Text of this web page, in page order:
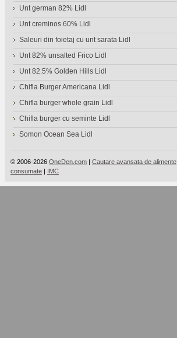
Unt german 82% Lidl
Unt creminos 60% Lidl
Saleuri din foietaj cu unt sarata Lidl
Unt 82% unsalted Frico Lidl
Unt 82.5% Golden Hills Lidl
Chifla Burger Americana Lidl
Chifla burger whole grain Lidl
Chifla burger cu seminte Lidl
Somon Ocean Sea Lidl
© 2006-2026 OneDen.com | Cautare avansata de alimente
consumate | IMC